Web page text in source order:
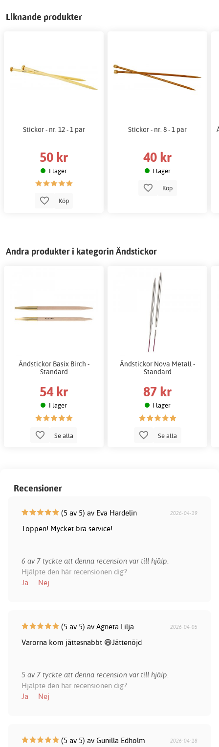
Liknande produkter
Stickor - nr. 12 - 1 par
50 kr
I lager
Köp
Stickor - nr. 8 - 1 par
40 kr
I lager
Köp
Andra produkter i kategorin Ändstickor
Ändstickor Basix Birch -
Standard
54 kr
I lager
Se alla
Ändstickor Nova Metall -
Standard
87 kr
I lager
Se alla
Recensioner
(5 av 5) av Eva Hardelin 2026-04-19
Toppen! Mycket bra service!
6 av 7 tyckte att denna recension var till hjälp.
Hjälpte den här recensionen dig?
Ja
Nej
(5 av 5) av Agneta Lilja 2026-04-05
Varorna kom jättesnabbt 😄Jättenöjd
5 av 7 tyckte att denna recension var till hjälp.
Hjälpte den här recensionen dig?
Ja
Nej
(5 av 5) av Gunilla Edholm 2026-04-18